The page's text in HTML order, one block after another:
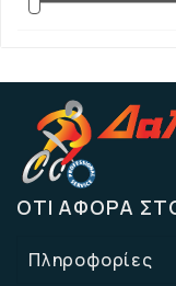
ΌΤΙ ΑΦΟΡΆ
Πληροφορίες